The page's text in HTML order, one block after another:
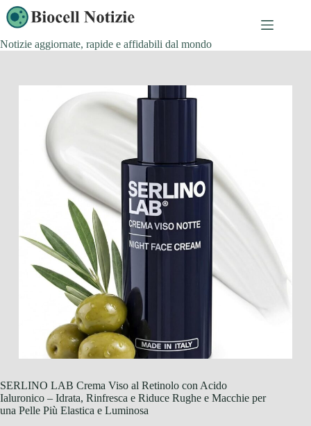
Salta
al
contenuto
Notizie aggiornate, rapide e affidabili dal mondo
SERLINO LAB Crema Viso al Retinolo con Acido
Ialuronico – Idrata, Rinfresca e Riduce Rughe e Macchie per
una Pelle Più Elastica e Luminosa